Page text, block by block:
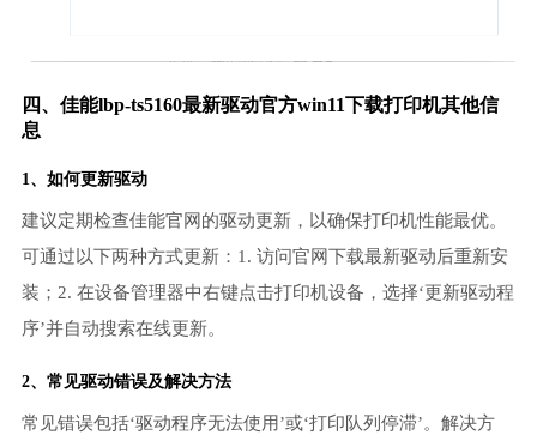
四、佳能lbp-ts5160最新驱动官方win11下载打印机其他信
息
1、如何更新驱动
建议定期检查佳能官网的驱动更新，以确保打印机性能最优。
可通过以下两种方式更新：1. 访问官网下载最新驱动后重新安
装；2. 在设备管理器中右键点击打印机设备，选择‘更新驱动程
序’并自动搜索在线更新。
2、常见驱动错误及解决方法
常见错误包括‘驱动程序无法使用’或‘打印队列停滞’。解决方